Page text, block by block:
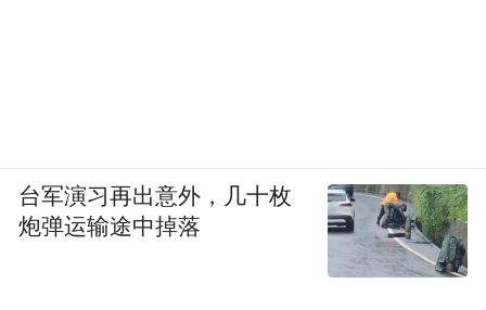
台军演习再出意外，几十枚
炮弹运输途中掉落